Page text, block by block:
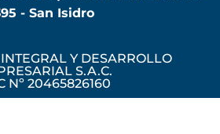
- San Isidro
Y DESARROLLO
S.A.C.
Nº 20465826160